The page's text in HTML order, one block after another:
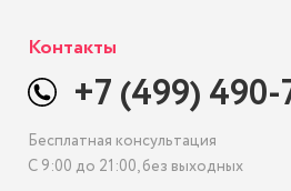
Контакты
+7 (499)
Бесплатная консультация
С 9:00 до 21:00, без выходных